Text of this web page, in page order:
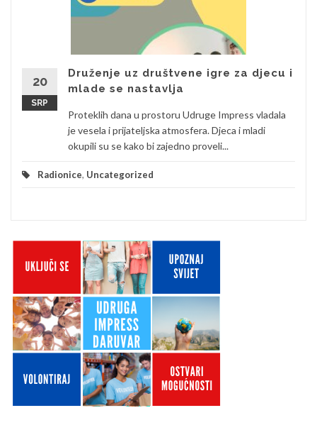
20
SRP
Druženje uz društvene igre za djecu i
mlade se nastavlja
Proteklih dana u prostoru Udruge Impress vladala
je vesela i prijateljska atmosfera. Djeca i mladi
okupili su se kako bi zajedno proveli...
Radionice, Uncategorized